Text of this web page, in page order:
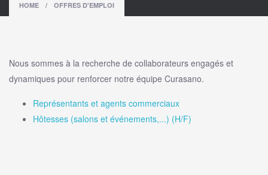
HOME / OFFRES D'EMPLOI
Nous sommes à la recherche de collaborateurs engagés et
dynamiques pour renforcer notre équipe Curasano.
Représentants et agents commerciaux
Hôtesses (salons et événements,...) (H/F)